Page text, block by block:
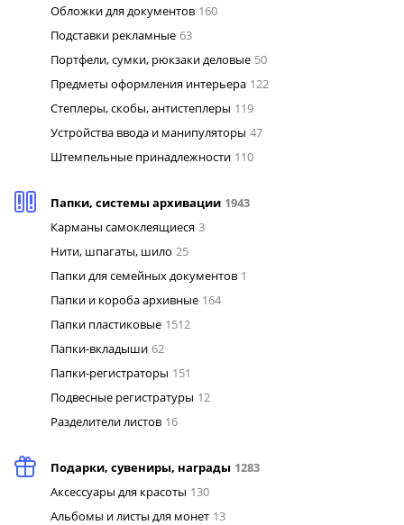
Обложки для документов 160
Подставки рекламные 63
Портфели, сумки, рюкзаки деловые 50
Предметы оформления интерьера 122
Степлеры, скобы, антистеплеры 119
Устройства ввода и манипуляторы 47
Штемпельные принадлежности 110
Папки, системы архивации 1943
Карманы самоклеящиеся 3
Нити, шпагаты, шило 25
Папки для семейных документов 1
Папки и короба архивные 164
Папки пластиковые 1512
Папки-вкладыши 62
Папки-регистраторы 151
Подвесные регистратуры 12
Разделители листов 16
Подарки, сувениры, награды 1283
Аксессуары для красоты 130
Альбомы и листы для монет 13